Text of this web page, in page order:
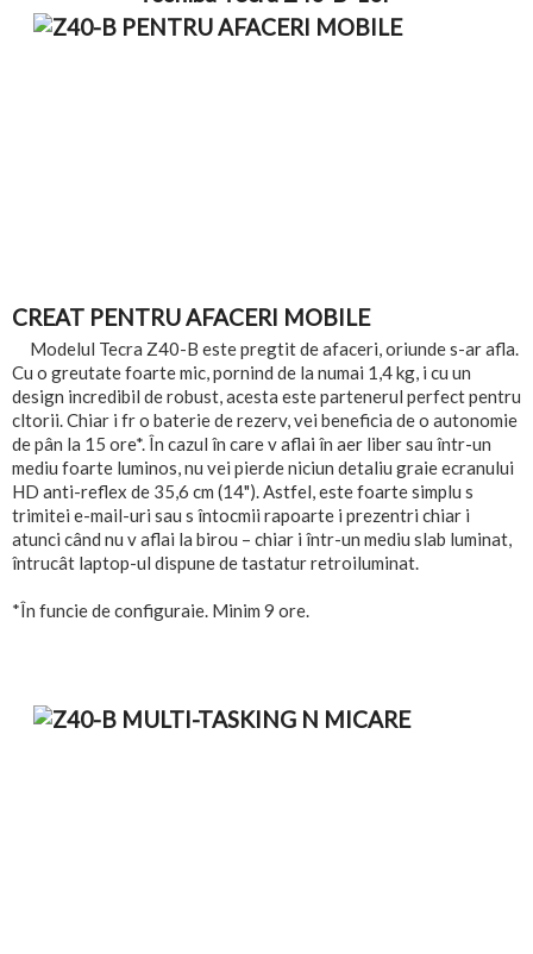
CREAT PENTRU AFACERI MOBILE
Modelul Tecra Z40-B este pregtit de afaceri, oriunde s-ar afla.
Cu o greutate foarte mic, pornind de la numai 1,4 kg, i cu un
design incredibil de robust, acesta este partenerul perfect pentru
cltorii. Chiar i fr o baterie de rezerv, vei beneficia de o autonomie
de pân la 15 ore*. În cazul în care v aflai în aer liber sau într-un
mediu foarte luminos, nu vei pierde niciun detaliu graie ecranului
HD anti-reflex de 35,6 cm (14"). Astfel, este foarte simplu s
trimitei e-mail-uri sau s întocmii rapoarte i prezentri chiar i
atunci când nu v aflai la birou – chiar i într-un mediu slab luminat,
întrucât laptop-ul dispune de tastatur retroiluminat.
*În funcie de configuraie. Minim 9 ore.